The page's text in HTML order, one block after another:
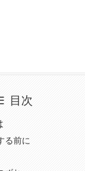
目次
る前に